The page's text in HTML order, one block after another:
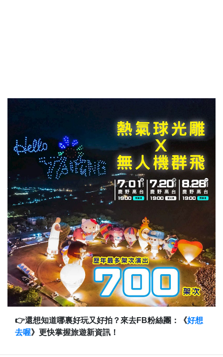
👉還想知道哪裏好玩又好拍？來去FB粉絲團：《好想
去喔》更快掌握旅遊新資訊！